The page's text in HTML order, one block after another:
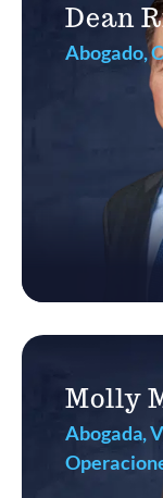
Dean
Abogado,
Molly
Abogada,